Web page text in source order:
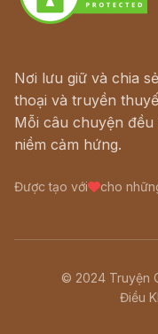
Nơi lưu giữ và chia
thoại và truyền
Mỗi câu chuyện
niềm cảm hứng.
Được tạo với cho
© 2024 Truyện
Điều